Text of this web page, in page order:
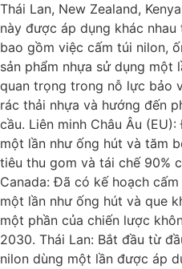
Thái Lan, New Zealand,
này được áp dụng khác
bao gồm việc cấm túi nilon,
sản phẩm nhựa sử dụng
quan trọng trong nỗ lực bảo
rác thải nhựa và hướng đến
cầu. Liên minh Châu Âu
một lần như ống hút và tăm
tiêu thu gom và tái chế 90%
Canada: Đã có kế hoạch
một lần như ống hút và que
một phần của chiến lược
2030. Thái Lan: Bắt đầu từ
nilon dùng một lần được áp